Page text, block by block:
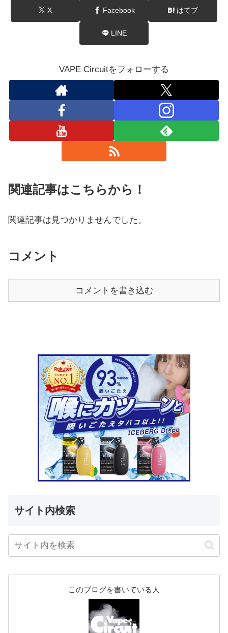
X Facebook はてブ
LINE
VAPE Circuitをフォローする
関連記事はこちらから！
関連記事は見つかりませんでした。
コメント
コメントを書き込む
サイト内検索
このブログを書いている人